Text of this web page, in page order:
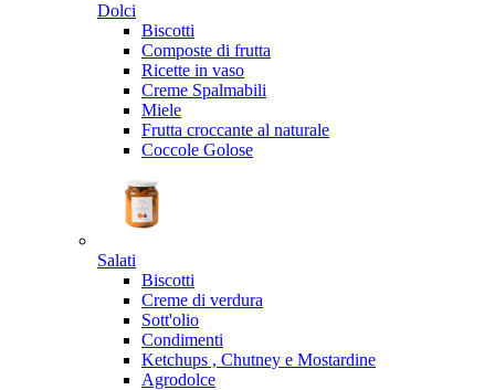
Dolci
Biscotti
Composte di frutta
Ricette in vaso
Creme Spalmabili
Miele
Frutta croccante al naturale
Coccole Golose
Salati
Biscotti
Creme di verdura
Sott'olio
Condimenti
Ketchups , Chutney e Mostardine
Agrodolce